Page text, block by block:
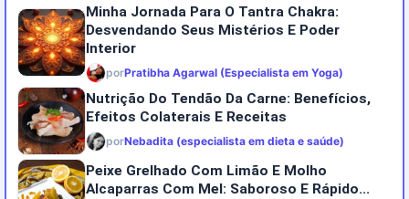
Minha Jornada Para O Tantra Chakra:
Desvendando Seus Mistérios E Poder
Interior
porPratibha Agarwal (Especialista em Yoga)
Nutrição Do Tendão Da Carne: Benefícios,
Efeitos Colaterais E Receitas
porNebadita (especialista em dieta e saúde)
Peixe Grelhado Com Limão E Molho
Alcaparras Com Mel: Saboroso E Rápido...